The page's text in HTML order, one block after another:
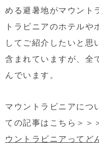
める避暑地がマウント
トラビニアのホテル
してご紹介したいと思
含まれていますが、全
んでいます。
マウントラビニアにつ
ての記事はこちら＞＞
ウントラビニアってど